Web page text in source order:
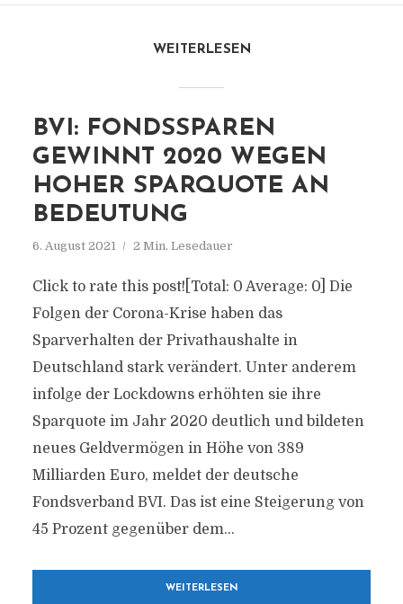
WEITERLESEN
BVI: FONDSSPAREN
GEWINNT 2020 WEGEN
HOHER SPARQUOTE AN
BEDEUTUNG
6. August 2021 2 Min. Lesedauer
Click to rate this post![Total: 0 Average: 0] Die
Folgen der Corona-Krise haben das
Sparverhalten der Privathaushalte in
Deutschland stark verändert. Unter anderem
infolge der Lockdowns erhöhten sie ihre
Sparquote im Jahr 2020 deutlich und bildeten
neues Geldvermögen in Höhe von 389
Milliarden Euro, meldet der deutsche
Fondsverband BVI. Das ist eine Steigerung von
45 Prozent gegenüber dem...
WEITERLESEN